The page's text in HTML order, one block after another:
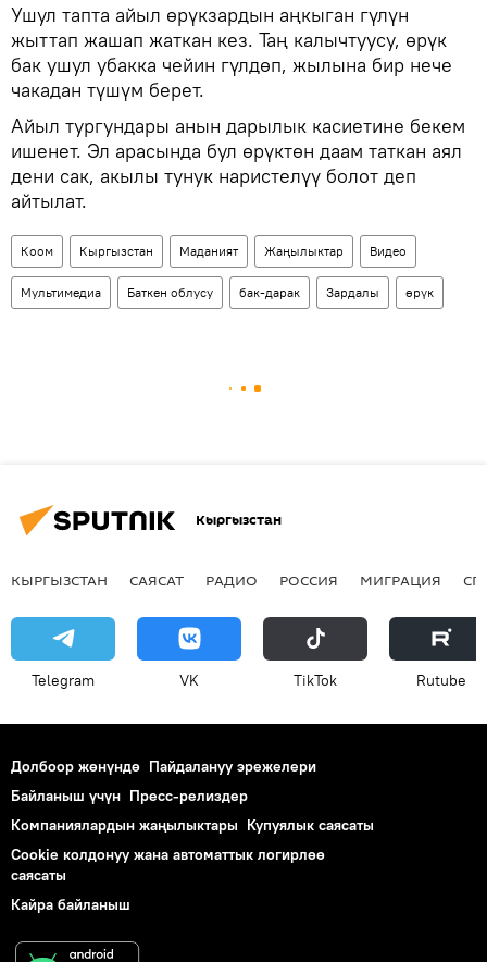
Ушул тапта айыл өрүкзардын аңкыган гүлүн
жыттап жашап жаткан кез. Таң калычтуусу, өрүк
бак ушул убакка чейин гүлдөп, жылына бир нече
чакадан түшүм берет.
Айыл тургундары анын дарылык касиетине бекем
ишенет. Эл арасында бул өрүктөн даам таткан аял
дени сак, акылы тунук наристелүү болот деп
айтылат.
Коом Кыргызстан Маданият Жаңылыктар Видео
Мультимедиа Баткен облусу бак-дарак Зардалы өрүк
Кыргызстан
КЫРГЫЗСТАН САЯСАТ РАДИО РОССИЯ МИГРАЦИЯ
Telegram VK ТikТоk Rutube
Долбоор жөнүндө Пайдалануу эрежелери
Байланыш үчүн Пресс-релиздер
Компаниялардын жаңылыктары Купуялык саясаты
Cookie колдонуу жана автоматтык логирлөө
саясаты
Кайра байланыш